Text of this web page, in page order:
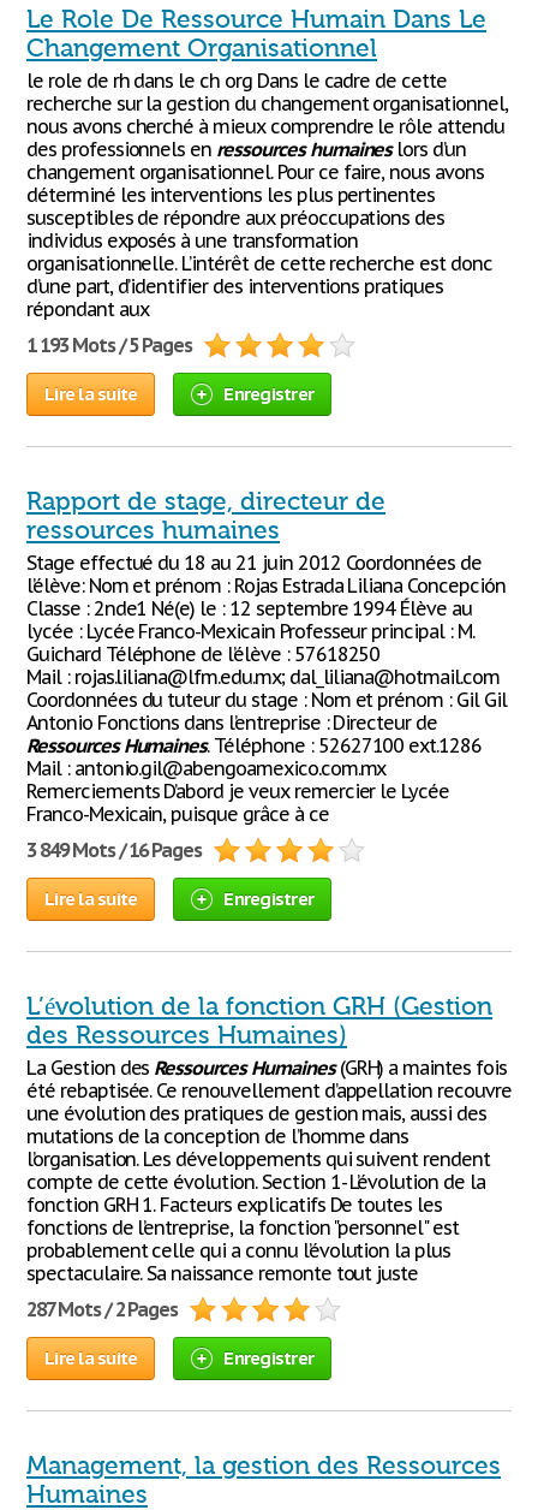
Le Role De Ressource Humain Dans Le
Changement Organisationnel
le role de rh dans le ch org Dans le cadre de cette
recherche sur la gestion du changement organisationnel,
nous avons cherché à mieux comprendre le rôle attendu
des professionnels en ressources humaineslors d’un
changement organisationnel. Pour ce faire, nous avons
déterminé les interventions les plus pertinentes
susceptibles de répondre aux préoccupations des
individus exposés à une transformation
organisationnelle. L’intérêt de cette recherche est donc
d’une part, d’identifier des interventions pratiques
répondant aux
1 193 Mots / 5 Pages
Lire la suite Enregistrer
Rapport de stage, directeur de
ressources humaines
Stage effectué du 18 au 21 juin 2012 Coordonnées de
l’élève: Nom et prénom : Rojas Estrada Liliana Concepción
Classe : 2nde1 Né(e) le : 12 septembre 1994 Élève au
lycée : Lycée Franco-Mexicain Professeur principal : M.
Guichard Téléphone de l’élève : 57618250
Mail : rojas.liliana@lfm.edu.mx; dal_liliana@hotmail.com
Coordonnées du tuteur du stage : Nom et prénom : Gil Gil
Antonio Fonctions dans l’entreprise : Directeur de
Ressources Humaines. Téléphone : 52627100 ext.1286
Mail : antonio.gil@abengoamexico.com.mx
Remerciements D’abord je veux remercier le Lycée
Franco-Mexicain, puisque grâce à ce
3 849 Mots / 16 Pages
Lire la suite Enregistrer
L’évolution de la fonction GRH (Gestion
des Ressources Humaines)
La Gestion des Ressources Humaines(GRH) a maintes fois
été rebaptisée. Ce renouvellement d’appellation recouvre
une évolution des pratiques de gestion mais, aussi des
mutations de la conception de l’homme dans
l’organisation. Les développements qui suivent rendent
compte de cette évolution. Section 1- L’évolution de la
fonction GRH 1. Facteurs explicatifs De toutes les
fonctions de l’entreprise, la fonction "personnel" est
probablement celle qui a connu l’évolution la plus
spectaculaire. Sa naissance remonte tout juste
287 Mots / 2 Pages
Lire la suite Enregistrer
Management, la gestion des Ressources
Humaines